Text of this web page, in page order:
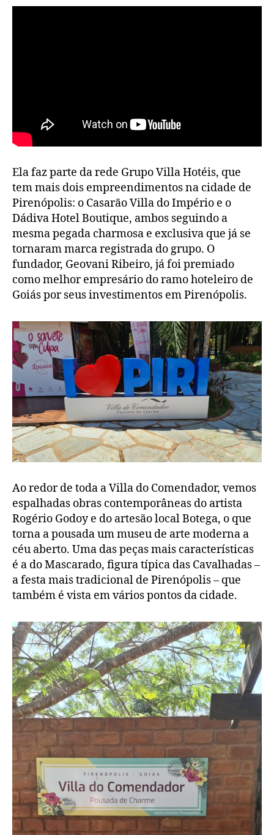
Ela faz parte da rede Grupo Villa Hotéis, que
tem mais dois empreendimentos na cidade de
Pirenópolis: o Casarão Villa do Império e o
Dádiva Hotel Boutique, ambos seguindo a
mesma pegada charmosa e exclusiva que já se
tornaram marca registrada do grupo. O
fundador, Geovani Ribeiro, já foi premiado
como melhor empresário do ramo hoteleiro de
Goiás por seus investimentos em Pirenópolis.
Ao redor de toda a Villa do Comendador, vemos
espalhadas obras contemporâneas do artista
Rogério Godoy e do artesão local Botega, o que
torna a pousada um museu de arte moderna a
céu aberto. Uma das peças mais características
é a do Mascarado, figura típica das Cavalhadas –
a festa mais tradicional de Pirenópolis – que
também é vista em vários pontos da cidade.